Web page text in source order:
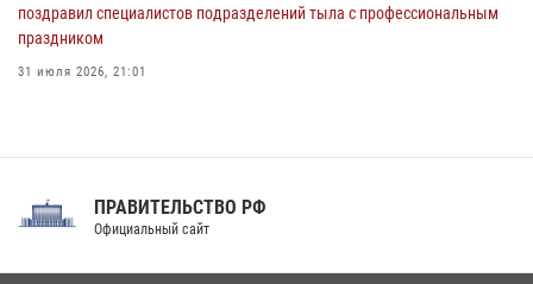
поздравил специалистов подразделений тыла с профессиональным
праздником
31 июля 2026, 21:01
Праздник «Один день с Росгвардией» к 105-летию Центрального
ПРАВИТЕЛЬСТВО РФ
Официальный сайт